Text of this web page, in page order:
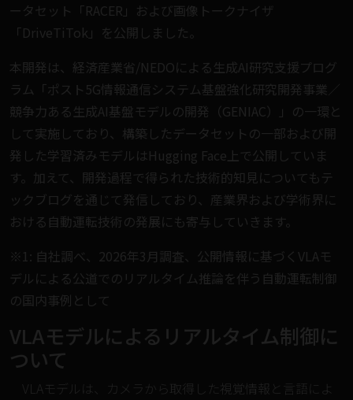
ータセット「RACER」および画像トークナイザ
「DriveTiTok」を公開しました。
本開発は、経済産業省/NEDOによる生成AI研究支援プログ
ラム「ポスト5G情報通信システム基盤強化研究開発事業／
競争力ある生成AI基盤モデルの開発（GENIAC）」の一環と
して実施しており、構築したデータセットの一部および開
発した学習済みモデルはHugging Face上で公開していま
す。加えて、開発過程で得られた技術的知見についてもテ
ックブログを通じて発信しており、産業界および学術界に
おける自動運転技術の発展にも寄与していきます。
※1: 自社調べ、2026年3月調査、公開情報に基づくVLAモ
デルによる公道でのリアルタイム推論を伴う自動運転制御
の国内事例として
VLAモデルによるリアルタイム制御に
ついて
VLAモデルは、カメラから取得した視覚情報と言語によ